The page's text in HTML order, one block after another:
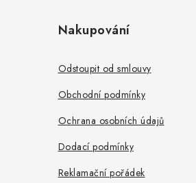
Nakupování
Odstoupit od smlouvy
Obchodní podmínky
Ochrana osobních údajů
Dodací podmínky
Reklamační pořádek